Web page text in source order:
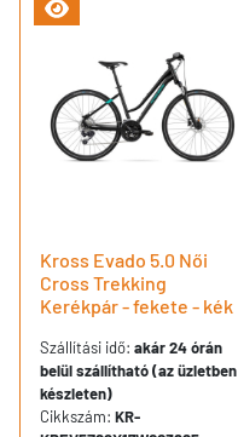
Kross Evado 5.0 Női
Cross Trekking
Kerékpár - fekete - kék
Szállítási idő: akár 24 órán
belül szállítható (az üzletben
készleten)
Cikkszám: KR-